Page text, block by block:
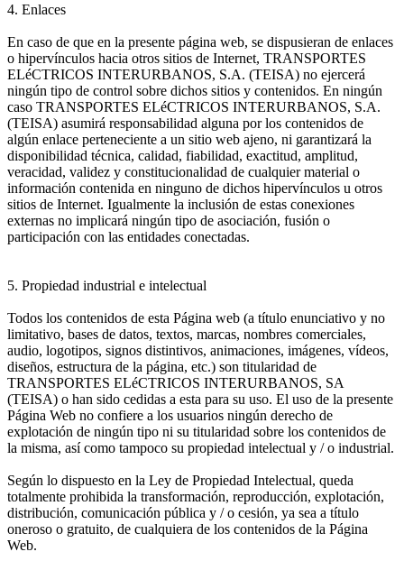
4. Enlaces
En caso de que en la presente página web, se dispusieran de enlaces
o hipervínculos hacia otros sitios de Internet, TRANSPORTES
ELéCTRICOS INTERURBANOS, S.A. (TEISA) no ejercerá
ningún tipo de control sobre dichos sitios y contenidos. En ningún
caso TRANSPORTES ELéCTRICOS INTERURBANOS, S.A.
(TEISA) asumirá responsabilidad alguna por los contenidos de
algún enlace perteneciente a un sitio web ajeno, ni garantizará la
disponibilidad técnica, calidad, fiabilidad, exactitud, amplitud,
veracidad, validez y constitucionalidad de cualquier material o
información contenida en ninguno de dichos hipervínculos u otros
sitios de Internet. Igualmente la inclusión de estas conexiones
externas no implicará ningún tipo de asociación, fusión o
participación con las entidades conectadas.
5. Propiedad industrial e intelectual
Todos los contenidos de esta Página web (a título enunciativo y no
limitativo, bases de datos, textos, marcas, nombres comerciales,
audio, logotipos, signos distintivos, animaciones, imágenes, vídeos,
diseños, estructura de la página, etc.) son titularidad de
TRANSPORTES ELéCTRICOS INTERURBANOS, SA
(TEISA) o han sido cedidas a esta para su uso. El uso de la presente
Página Web no confiere a los usuarios ningún derecho de
explotación de ningún tipo ni su titularidad sobre los contenidos de
la misma, así como tampoco su propiedad intelectual y / o industrial.
Según lo dispuesto en la Ley de Propiedad Intelectual, queda
totalmente prohibida la transformación, reproducción, explotación,
distribución, comunicación pública y / o cesión, ya sea a título
oneroso o gratuito, de cualquiera de los contenidos de la Página
Web.